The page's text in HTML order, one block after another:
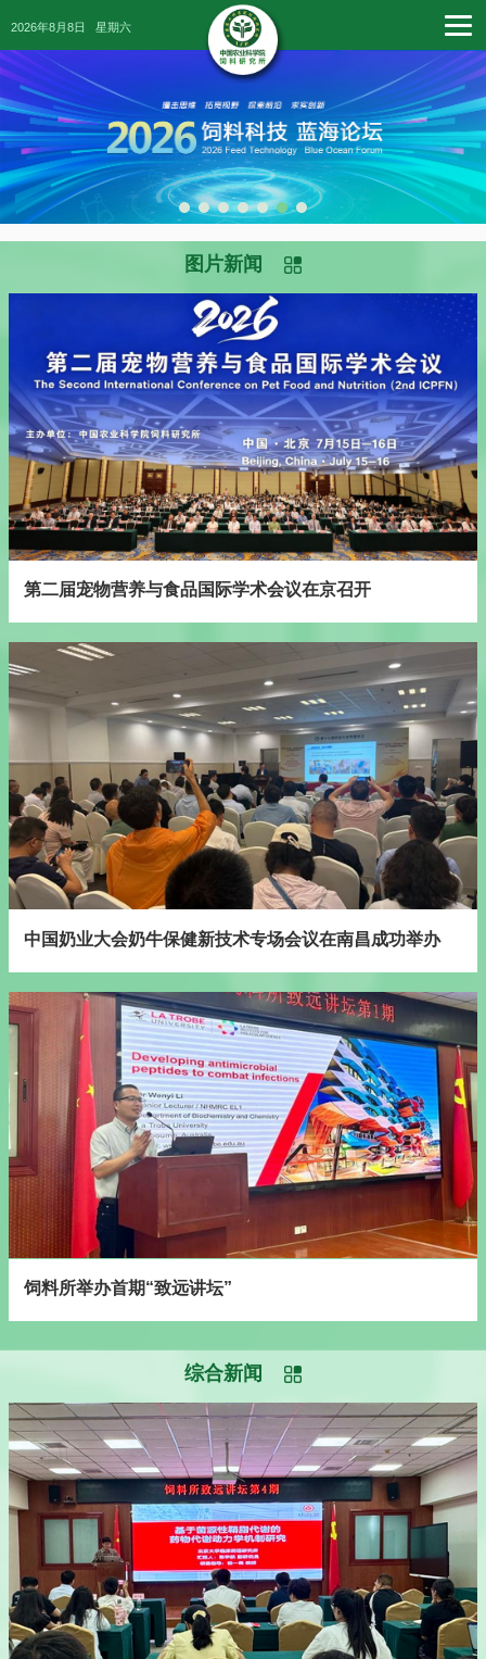
2026年8月8日 星期六
图片新闻
第二届宠物营养与食品国际学术会议在京召开
中国奶业大会奶牛保健新技术专场会议在南昌成功举办
饲料所举办首期“致远讲坛”
综合新闻